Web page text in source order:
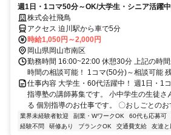
週1日・1コマ50分～OK/大学生・シニア活躍
講師株式会社飛鳥
アクセス 迫川駅から車で5分
時給1,050円～2,000円
岡山県岡山市南区
勤務時間 16:00~22:00 休憩30分 上記の時
時間の相談可能！ 1コマ(50分)～相談可能
仕事内容 大学生・60代活躍中！ 週1日・1
指導塾の講師募集です。 小中学生の生徒さ
る 個別指導のお仕事です。 〇おしごとの
業界未経験者歓迎 副業・WワークOK 60代も応募可
経験不問
研修あり ブランクOK 交通費支給 友達